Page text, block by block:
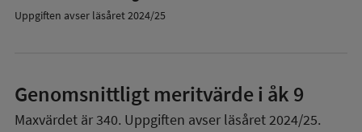
Uppgiften avser läsåret 2024/25
Genomsnittligt meritvärde i åk 9
Maxvärdet är 340. Uppgiften avser läsåret 2024/25.